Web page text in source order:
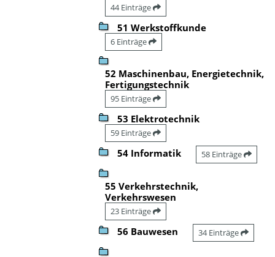
44 Einträge
51 Werkstoffkunde
6 Einträge
52 Maschinenbau, Energietechnik,
Fertigungstechnik
95 Einträge
53 Elektrotechnik
59 Einträge
54 Informatik 58 Einträge
55 Verkehrstechnik,
Verkehrswesen
23 Einträge
56 Bauwesen 34 Einträge